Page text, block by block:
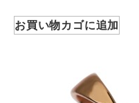
お買い物カゴに追加